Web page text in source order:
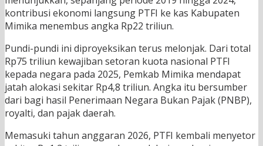
kontribusi ekonomi langsung PTFI ke kas Kabupaten
Mimika menembus angka Rp22 triliun.
Pundi-pundi ini diproyeksikan terus melonjak. Dari total
Rp75 triliun kewajiban setoran kuota nasional PTFI
kepada negara pada 2025, Pemkab Mimika mendapat
jatah alokasi sekitar Rp4,8 triliun. Angka itu bersumber
dari bagi hasil Penerimaan Negara Bukan Pajak (PNBP),
royalti, dan pajak daerah.
Memasuki tahun anggaran 2026, PTFI kembali menyetor